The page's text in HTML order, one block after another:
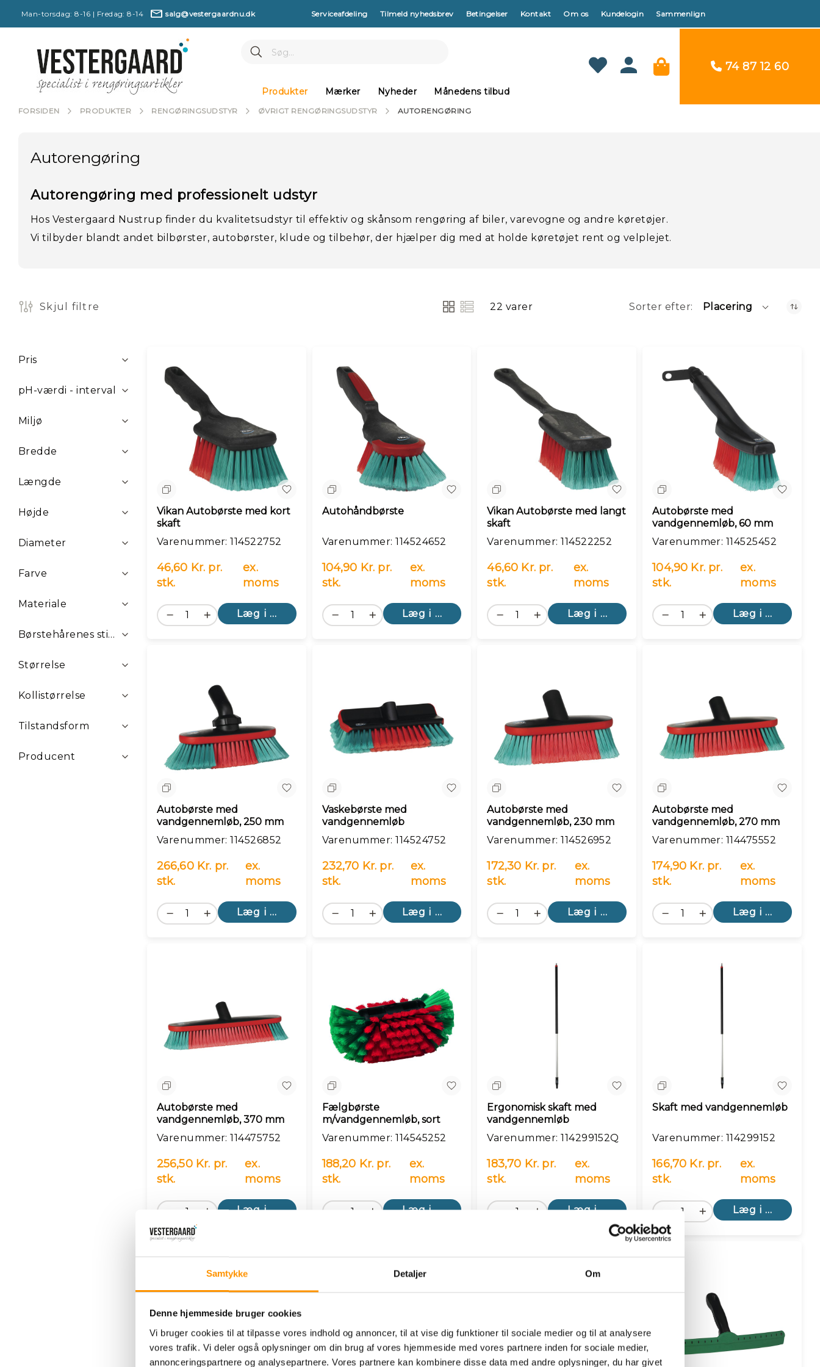
Samtykke Detaljer Om
Denne hjemmeside bruger cookies
Vi bruger cookies til at tilpasse vores indhold og annoncer, til at vise dig funktioner til sociale medier og til at analysere
vores trafik. Vi deler også oplysninger om din brug af vores hjemmeside med vores partnere inden for sociale medier,
annonceringspartnere og analysepartnere. Vores partnere kan kombinere disse data med andre oplysninger, du har givet
Man-torsdag: 8-16 | Fredag: 8-14 salg@vestergaardnu.dk Serviceafdeling Tilmeld nyhedsbrev Betingelser Kontakt Om os Kundelogin Sammenlign
Search
Search
o
d
u
æ
k
e
n
ti
l
b
u
Produkter Mærker Nyheder Månedens tilbud
74 87 12 60
FORSIDEN PRODUKTER RENGØRINGSUDSTYR ØVRIGT RENGØRINGSUDSTYR AUTORENGØRING
Autorengøring
Autorengøring med professionelt udstyr
Hos Vestergaard Nustrup finder du kvalitetsudstyr til effektiv og skånsom rengøring af biler, varevogne og andre køretøjer.
Vi tilbyder blandt andet bilbørster, autobørster, klude og tilbehør, der hjælper dig med at holde køretøjet rent og velplejet.
Vis
22 varer Sorter efter Placering
Sammenlign
Vikan Autobørste med kort
skaft
Varenummer: 114522752
46,60 Kr. pr.
stk.
ex.
moms
Læg i kurv
Sammenlign
Autohåndbørste
Varenummer: 114524652
104,90 Kr. pr.
stk.
ex.
moms
Læg i kurv
Sammenlign
Vikan Autobørste med langt
skaft
Varenummer: 114522252
46,60 Kr. pr.
stk.
ex.
moms
Læg i kurv
Sammenlign
Autobørste med
vandgennemløb, 60 mm
Varenummer: 114525452
104,90 Kr. pr.
stk.
ex.
moms
Læg i kurv
Sammenlign
Autobørste med
vandgennemløb, 250 mm
Varenummer: 114526852
266,60 Kr. pr.
stk.
ex.
moms
Læg i kurv
Sammenlign
Vaskebørste med
vandgennemløb
Varenummer: 114524752
232,70 Kr. pr.
stk.
ex.
moms
Læg i kurv
Sammenlign
Autobørste med
vandgennemløb, 230 mm
Varenummer: 114526952
172,30 Kr. pr.
stk.
ex.
moms
Læg i kurv
Sammenlign
Autobørste med
vandgennemløb, 270 mm
Varenummer: 114475552
174,90 Kr. pr.
stk.
ex.
moms
Læg i kurv
Sammenlign
Autobørste med
vandgennemløb, 370 mm
Varenummer: 114475752
256,50 Kr. pr.
stk.
ex.
moms
Læg i kurv
Sammenlign
Fælgbørste
m/vandgennemløb, sort
Varenummer: 114545252
188,20 Kr. pr.
stk.
ex.
moms
Læg i kurv
Sammenlign
Ergonomisk skaft med
vandgennemløb
Varenummer: 114299152Q
183,70 Kr. pr.
stk.
ex.
moms
Læg i kurv
Sammenlign
Skaft med vandgennemløb
Varenummer: 114299152
166,70 Kr. pr.
stk.
ex.
moms
Læg i kurv
Pris
pH-værdi - interval
Miljø
Bredde
Længde
Højde
Diameter
Farve
Materiale
Børstehårenes stivhed
Størrelse
Kollistørrelse
Tilstandsform
Producent
Skjul filtre